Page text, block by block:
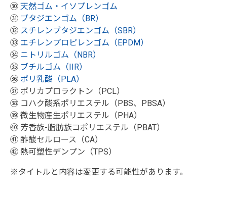
㉚ 天然ゴム・イソプレンゴム
㉛ ブタジエンゴム（BR）
㉜ スチレンブタジエンゴム（SBR）
㉝ エチレンプロピレンゴム（EPDM）
㉞ ニトリルゴム（NBR）
㉟ ブチルゴム（IIR）
㊱ ポリ乳酸（PLA）
㊲ ポリカプロラクトン（PCL）
㊳ コハク酸系ポリエステル（PBS、PBSA）
㊴ 微生物産生ポリエステル（PHA）
㊵ 芳香族-脂肪族コポリエステル（PBAT）
㊶ 酢酸セルロース（CA）
㊷ 熱可塑性デンプン（TPS）
※タイトルと内容は変更する可能性があります。